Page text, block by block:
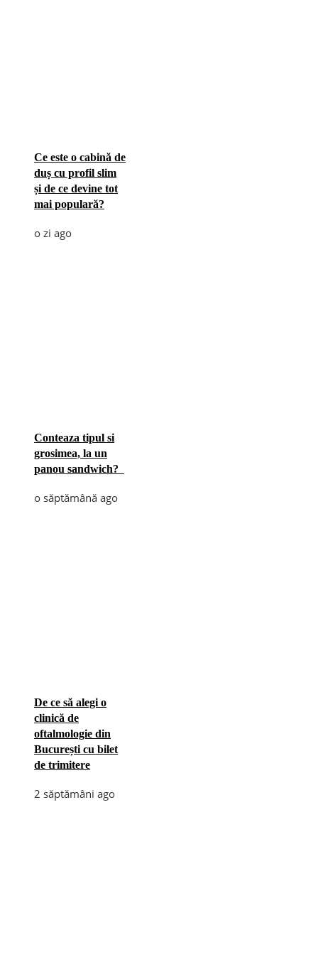
Ce este o cabină de
duș cu profil slim
și de ce devine tot
mai populară?
o zi ago
Conteaza tipul si
grosimea, la un
panou sandwich?
o săptămână ago
De ce să alegi o
clinică de
oftalmologie din
București cu bilet
de trimitere
2 săptămâni ago